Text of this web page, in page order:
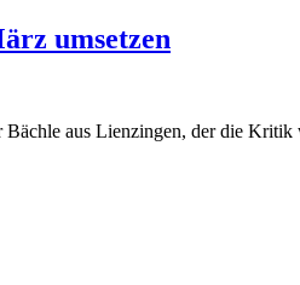
umsetzen
aus Lienzingen, der die